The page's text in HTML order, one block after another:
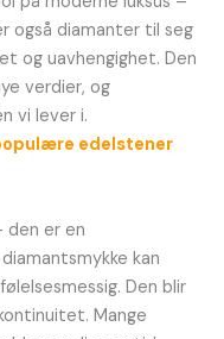
også diamanter til seg
og uavhengighet. Den
verdier, og
vi lever i.
edelstener
den er en
kan
Den blir
Mange